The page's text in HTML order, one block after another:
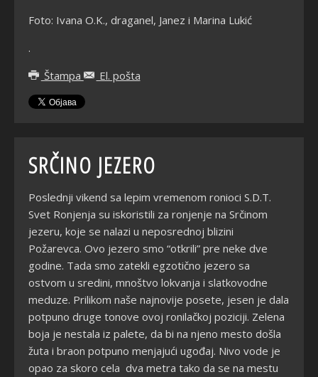
Foto: Ivana O.K., draganel, Janez i Marina Lukić
.
Štampa
El. pošta
SRČINO JEZERO
Poslednji vikend sa lepim vremenom ronioci S.D.T.
Svet Ronjenja su iskoristili za ronjenje na Srčinom
jezeru, koje se nalazi u neposrednoj blizini
Požarevca. Ovo jezero smo “otkrili” pre neke dve
godine. Tada smo zatekli egzotično jezero sa
ostvom u sredini, mnoštvo lokvanja i slatkovodne
meduze. Prilikom naše najnovije posete, jesen je dala
potpuno druge tonove ovoj ronilačkoj poziciji. Zelena
boja je nestala iz palete, da bi na njeno mesto došla
žuta i braon potpuno menjajući ugođaj. Nivo vode je
opao za skoro cela dva metra tako da se na mestu